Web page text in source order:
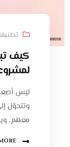
كيف
ليس
وتتحوّل
معهم،